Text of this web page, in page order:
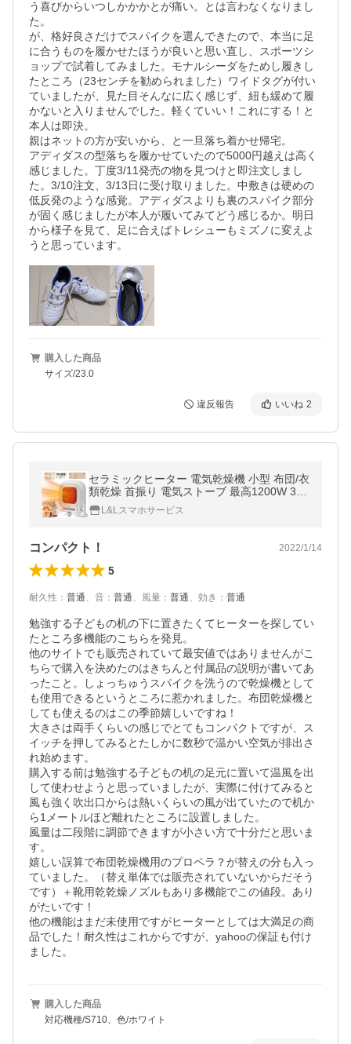
う喜びからいつしかかかとが痛い。とは言わなくなりまし
た。
が、格好良さだけでスパイクを選んできたので、本当に足
に合うものを履かせたほうが良いと思い直し、スポーツシ
ョップで試着してみました。モナルシーダをためし履きし
たところ（23センチを勧められました）ワイドタグが付い
ていましたが、見た目そんなに広く感じず、紐も緩めて履
かないと入りませんでした。軽くていい！これにする！と
本人は即決。
親はネットの方が安いから、と一旦落ち着かせ帰宅。
アディダスの型落ちを履かせていたので5000円越えは高く
感じました。丁度3/11発売の物を見つけと即注文しまし
た。3/10注文、3/13日に受け取りました。中敷きは硬めの
低反発のような感覚。アディダスよりも裏のスパイク部分
が固く感じましたが本人が履いてみてどう感じるか。明日
から様子を見て、足に合えばトレシューもミズノに変えよ
うと思っています。
購入した商品
サイズ/23.0
違反報告 いいね 2
セラミックヒーター 電気乾燥機 小型 布団/衣
類乾燥 首振り 電気ストーブ 最高1200W 3秒
速暖 省エネ 過熱&amp;転倒保護 2段階調節
暖房器具 脱衣所 PSE認証
L&Lスマホサービス
コンパクト！ 2022/1/14
5
耐久性 ： 普通、 音 ： 普通、 風量 ： 普通、 効き ： 普通
勉強する子どもの机の下に置きたくてヒーターを探してい
たところ多機能のこちらを発見。
他のサイトでも販売されていて最安値ではありませんがこ
ちらで購入を決めたのはきちんと付属品の説明が書いてあ
ったこと。しょっちゅうスパイクを洗うので乾燥機として
も使用できるというところに惹かれました。布団乾燥機と
しても使えるのはこの季節嬉しいですね！
大きさは両手くらいの感じでとてもコンパクトですが、ス
イッチを押してみるとたしかに数秒で温かい空気が排出さ
れ始めます。
購入する前は勉強する子どもの机の足元に置いて温風を出
して使わせようと思っていましたが、実際に付けてみると
風も強く吹出口からは熱いくらいの風が出ていたので机か
ら1メートルほど離れたところに設置しました。
風量は二段階に調節できますが小さい方で十分だと思いま
す。
嬉しい誤算で布団乾燥機用のプロペラ？が替えの分も入っ
ていました。（替え単体では販売されていないからだそう
です）＋靴用乾乾燥ノズルもあり多機能でこの値段。あり
がたいです！
他の機能はまだ未使用ですがヒーターとしては大満足の商
品でした！耐久性はこれからですが、yahooの保証も付け
ました。
購入した商品
対応機種/S710、色/ホワイト